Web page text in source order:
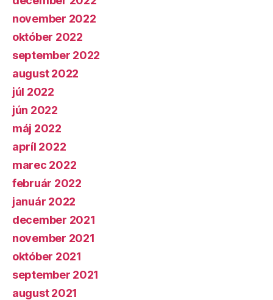
november 2022
október 2022
september 2022
august 2022
júl 2022
jún 2022
máj 2022
apríl 2022
marec 2022
február 2022
január 2022
december 2021
november 2021
október 2021
september 2021
august 2021